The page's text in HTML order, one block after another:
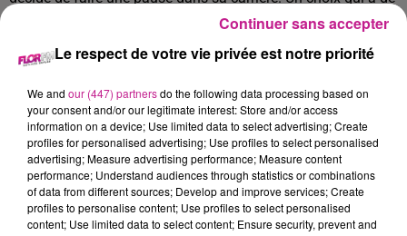
quoi surprendre, mais qui lui est apparu comme inévitable à
une prédisposition génétique à la maladie d’Alzheimer. Il
revoir ses priorités.
TITRES DIFFUSÉS Voir plus
18h55
18h55 18h51
18h51 18h48
18h48
Le respect de votre vie privée est notre priorité
We and our (447) partnersdo the following data processing based on
your consent and/or our legitimate interest: Store and/or access
information on a device; Use limited data to select advertising; Create
profiles for personalised advertising; Use profiles to select personalised
advertising; Measure advertising performance; Measure content
performance; Understand audiences through statistics or combinations
of data from different sources; Develop and improve services; Create
profiles to personalise content; Use profiles to select personalised
content; Use limited data to select content; Ensure security, prevent and
Continuer sans accepter